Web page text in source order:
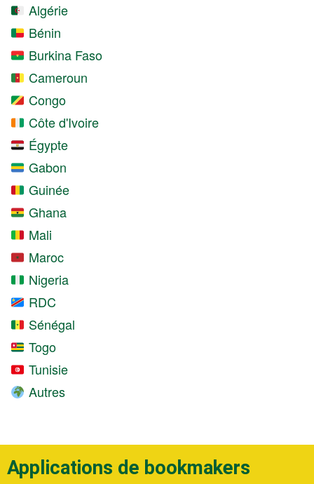
Algérie
Bénin
Burkina Faso
Cameroun
Congo
Côte d'Ivoire
Égypte
Gabon
Guinée
Ghana
Mali
Maroc
Nigeria
RDC
Sénégal
Togo
Tunisie
Autres
Applications de bookmakers